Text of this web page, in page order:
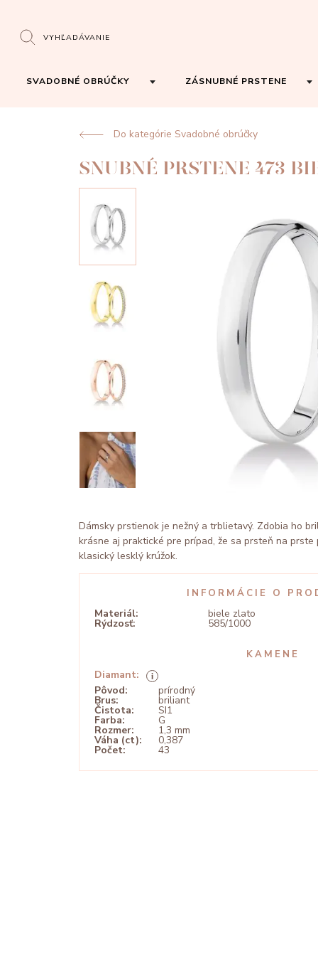
VYHĽADÁVANIE
SVADOBNÉ OBRÚČKY ZÁSNUBNÉ PRSTENE
Do kategórie Svadobné obrúčky
SNUBNÉ PRSTENE 473
Dámsky prstienok je nežný a trblietavý. Zdobia ho
krásne aj praktické pre prípad, že sa prsteň na prste
klasický lesklý krúžok.
INFORMÁCIE O
Materiál: biele zlato
Rýdzosť: 585/1000
KAMENE
Diamant:
Pôvod:
prírodný
Brus: briliant
Čistota: SI1
Farba: G
Rozmer: 1,3 mm
Váha (ct): 0,387
Počet: 43